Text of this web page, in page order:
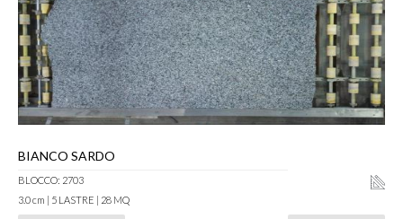
BIANCO SARDO
BLOCCO: 2703
3.0 cm | 5 LASTRE | 28 MQ